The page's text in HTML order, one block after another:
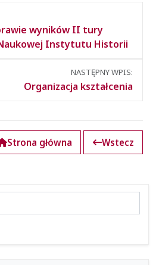
wyników II tury
Instytutu Historii
NASTĘPNY WPIS:
Organizacja kształcenia
Strona główna Wstecz